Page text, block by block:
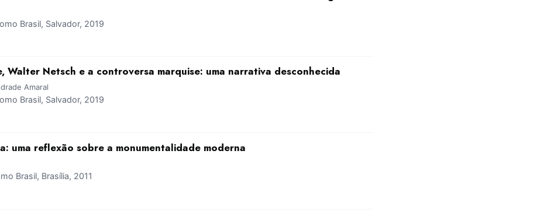
Brasil, Salvador, 2019
Walter Netsch e a controversa marquise: uma narrativa desconhecida
Amaral
Brasil, Salvador, 2019
uma reflexão sobre a monumentalidade moderna
Brasil, Brasília, 2011